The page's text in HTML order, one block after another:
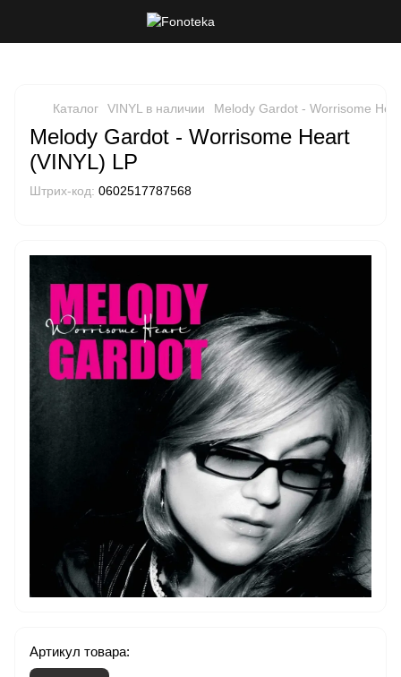
Каталог VINYL в наличии Melody Gardot - Worrisome
Melody Gardot - Worrisome Heart
(VINYL) LP
Штрих-код: 0602517787568
Артикул товара: